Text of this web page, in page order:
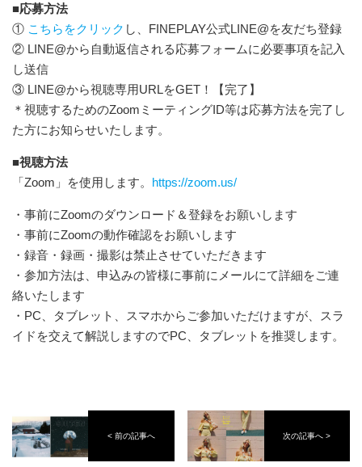
■応募方法
① こちらをクリック し、FINEPLAY公式LINE@を友だち登録
② LINE@から自動返信される応募フォームに必要事項を記入
し送信
③ LINE@から視聴専用URLをGET！【完了】
＊視聴するためのZoomミーティングID等は応募方法を完了し
た方にお知らせいたします。
■視聴方法
「Zoom」を使用します。 https://zoom.us/
・事前にZoomのダウンロード＆登録をお願いします
・事前にZoomの動作確認をお願いします
・録音・録画・撮影は禁止させていただきます
・参加方法は、申込みの皆様に事前にメールにて詳細をご連
絡いたします
・PC、タブレット、スマホからご参加いただけますが、スラ
イドを交えて解説しますのでPC、タブレットを推奨します。
< 前の記事へ 次の記事へ >